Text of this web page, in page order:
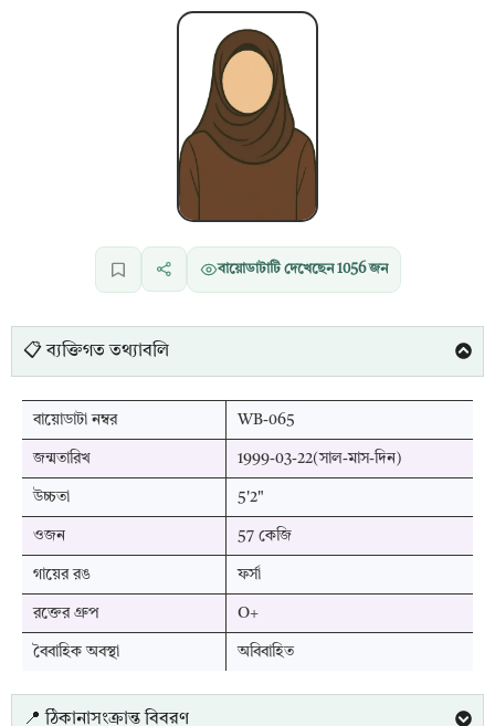
বায়োডাটাটি দেখেছেন1056জন
📋 ব্যক্তিগত তথ্যাবলি
বায়োডাটা নম্বর WB-065
জন্মতারিখ 1999-03-22(সাল-মাস-দিন)
উচ্চতা 5'2"
ওজন 57 কেজি
গায়ের রঙ ফর্সা
রক্তের গ্রুপ O+
বৈবাহিক অবস্থা অবিবাহিত
📍 ঠিকানাসংক্রান্ত বিবরণ